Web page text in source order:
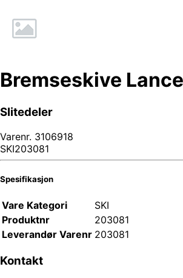
Bremseskive
Slitedeler
Varenr. 3106918
SKI203081
Spesifikasjon
Vare Kategori
SKI
Produktnr
203081
Leverandør Varenr 203081
Kontakt